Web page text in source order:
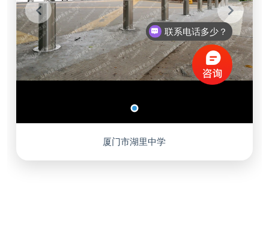
厦门市湖里中学
联系电话多少？